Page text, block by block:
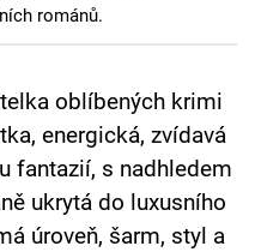
románů.
oblíbených krimi
energická, zvídavá
fantazií, s nadhledem
ukrytá do luxusního
úroveň, šarm, styl a